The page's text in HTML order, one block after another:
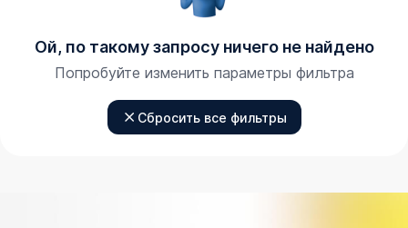
Ой, по такому запросу ничего не найдено
Попробуйте изменить параметры фильтра
Сбросить все фильтры